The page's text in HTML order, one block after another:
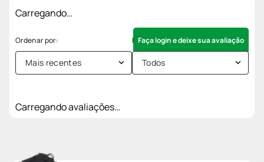
Carregando…
Faça login e deixe sua avaliação
Mais recentes Todos
Carregando avaliações…